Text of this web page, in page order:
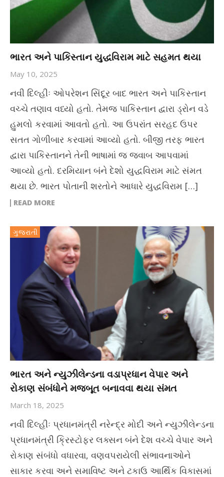
ભારત અને પાકિસ્તાન યુદ્ધવિરામ માટે સહમત થયા
May 10, 2025
નવી દિલ્હીઃ ઓપરેશન સિંદૂર બાદ ભારત અને પાકિસ્તાન
વચ્ચે તણાવ વધ્યો હતો. તેમજ પાકિસ્તાન દ્વારા ડ્રોન વડે
હુમલો કરવામાં આવતો હતો. આ ઉપરાંત સરહદ ઉપર
સતત ગોળીબાર કરવામાં આવ્યો હતો. બીજી તરફ ભારત
દ્વારા પાકિસ્તાનને તેની ભાષામાં જ જવાબ આપવામાં
આવ્યો હતો. દરમિયાન બંને દેશો યુદ્ધવિરામ માટે સંમત
થયા છે. ભારત પોતાની શરતોને આધારે યુદ્ધવિરામ […]
READ MORE
ગુજરાતી
ભારત અને ન્યુઝીલેન્ડના વડાપ્રધાન વેપાર અને
રોકાણ સંબંધોને મજબૂત બનાવવા થયા સંમત
March 18, 2025
નવી દિલ્હીઃ પ્રધાનમંત્રી નરેન્દ્ર મોદી અને ન્યુઝીલેન્ડના
પ્રધાનમંત્રી ક્રિસ્ટોફર લક્સન બંને દેશ વચ્ચે વેપાર અને
રોકાણ સંબંધો વધારવા, વણવપરાયેલી સંભાવનાઓને
સાકાર કરવા અને સમાવિષ્ટ અને ટકાઉ આર્થિક વિકાસમાં